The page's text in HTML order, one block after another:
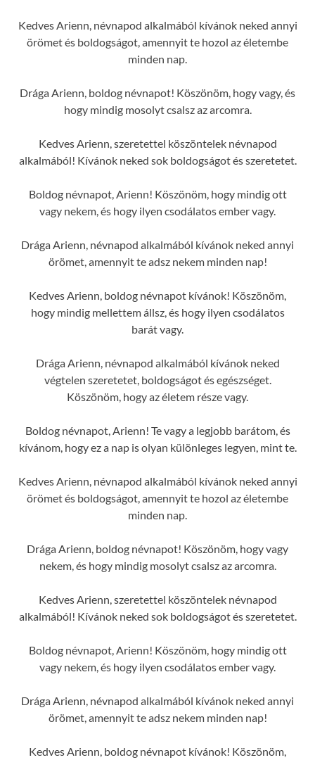
Kedves Arienn, névnapod alkalmából kívánok neked annyi
örömet és boldogságot, amennyit te hozol az életembe
minden nap.
Drága Arienn, boldog névnapot! Köszönöm, hogy vagy, és
hogy mindig mosolyt csalsz az arcomra.
Kedves Arienn, szeretettel köszöntelek névnapod
alkalmából! Kívánok neked sok boldogságot és szeretetet.
Boldog névnapot, Arienn! Köszönöm, hogy mindig ott
vagy nekem, és hogy ilyen csodálatos ember vagy.
Drága Arienn, névnapod alkalmából kívánok neked annyi
örömet, amennyit te adsz nekem minden nap!
Kedves Arienn, boldog névnapot kívánok! Köszönöm,
hogy mindig mellettem állsz, és hogy ilyen csodálatos
barát vagy.
Drága Arienn, névnapod alkalmából kívánok neked
végtelen szeretetet, boldogságot és egészséget.
Köszönöm, hogy az életem része vagy.
Boldog névnapot, Arienn! Te vagy a legjobb barátom, és
kívánom, hogy ez a nap is olyan különleges legyen, mint te.
Kedves Arienn, névnapod alkalmából kívánok neked annyi
örömet és boldogságot, amennyit te hozol az életembe
minden nap.
Drága Arienn, boldog névnapot! Köszönöm, hogy vagy
nekem, és hogy mindig mosolyt csalsz az arcomra.
Kedves Arienn, szeretettel köszöntelek névnapod
alkalmából! Kívánok neked sok boldogságot és szeretetet.
Boldog névnapot, Arienn! Köszönöm, hogy mindig ott
vagy nekem, és hogy ilyen csodálatos ember vagy.
Drága Arienn, névnapod alkalmából kívánok neked annyi
örömet, amennyit te adsz nekem minden nap!
Kedves Arienn, boldog névnapot kívánok! Köszönöm,